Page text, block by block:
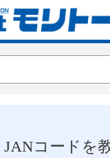
コードを